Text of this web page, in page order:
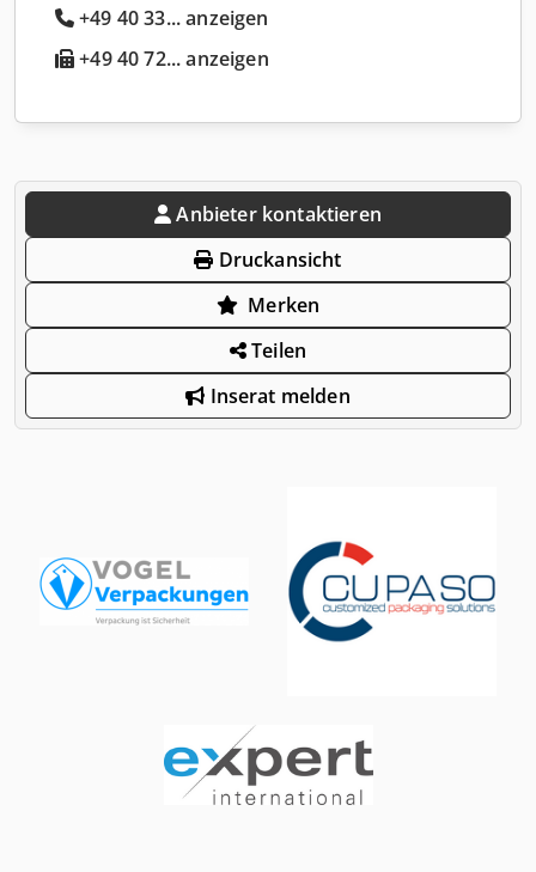
+49 40 33... anzeigen
+49 40 72... anzeigen
Anbieter kontaktieren
Druckansicht
Merken
Teilen
Inserat melden